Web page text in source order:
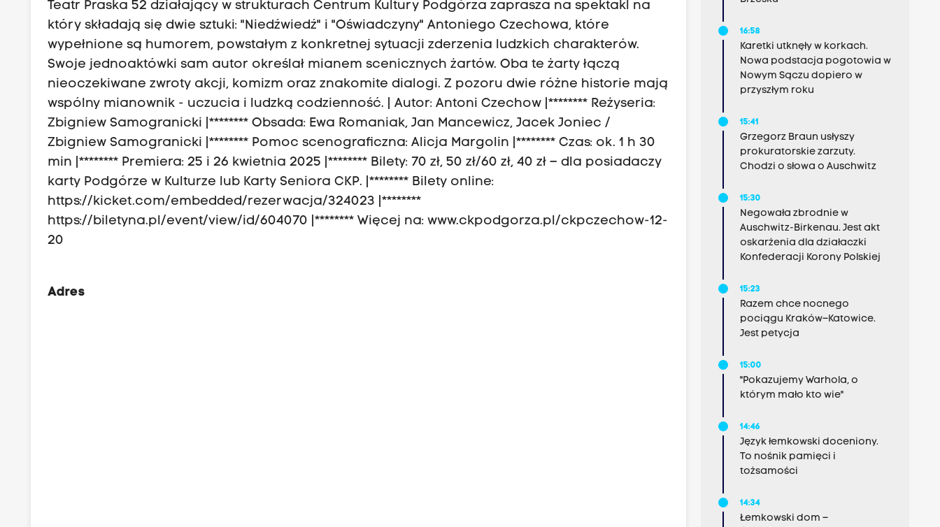
Teatr Praska 52 działający w strukturach Centrum Kultury Podgórza zaprasza na spektakl na
który składają się dwie sztuki: "Niedźwiedź" i "Oświadczyny" Antoniego Czechowa, które
wypełnione są humorem, powstałym z konkretnej sytuacji zderzenia ludzkich charakterów.
Swoje jednoaktówki sam autor określał mianem scenicznych żartów. Oba te żarty łączą
nieoczekiwane zwroty akcji, komizm oraz znakomite dialogi. Z pozoru dwie różne historie mają
wspólny mianownik - uczucia i ludzką codzienność. | Autor: Antoni Czechow |******** Reżyseria:
Zbigniew Samogranicki |******** Obsada: Ewa Romaniak, Jan Mancewicz, Jacek Joniec /
Zbigniew Samogranicki |******** Pomoc scenograficzna: Alicja Margolin |******** Czas: ok. 1 h 30
min |******** Premiera: 25 i 26 kwietnia 2025 |******** Bilety: 70 zł, 50 zł/60 zł, 40 zł – dla posiadaczy
karty Podgórze w Kulturze lub Karty Seniora CKP. |******** Bilety online:
https://kicket.com/embedded/rezerwacja/324023 |********
https://biletyna.pl/event/view/id/604070 |******** Więcej na: www.ckpodgorza.pl/ckpczechow-12-
20
Adres
16:58
Karetki utknęły w korkach.
Nowa podstacja pogotowia w
Nowym Sączu dopiero w
przyszłym roku
15:41
Grzegorz Braun usłyszy
prokuratorskie zarzuty.
Chodzi o słowa o Auschwitz
15:30
Negowała zbrodnie w
Auschwitz-Birkenau. Jest akt
oskarżenia dla działaczki
Konfederacji Korony Polskiej
15:23
Razem chce nocnego
pociągu Kraków–Katowice.
Jest petycja
15:00
"Pokazujemy Warhola, o
którym mało kto wie"
14:46
Język łemkowski doceniony.
To nośnik pamięci i
tożsamości
14:34
Łemkowski dom –